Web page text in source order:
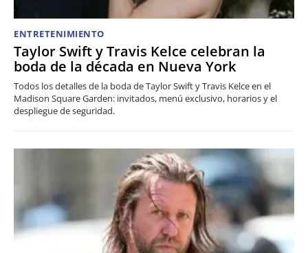
ENTRETENIMIENTO
Taylor Swift y Travis Kelce celebran la
boda de la década en Nueva York
Todos los detalles de la boda de Taylor Swift y Travis Kelce en el
Madison Square Garden: invitados, menú exclusivo, horarios y el
despliegue de seguridad.